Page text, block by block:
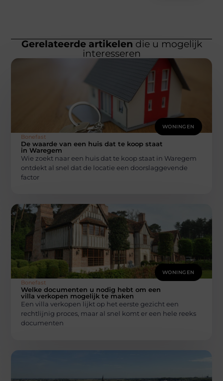
Gerelateerde artikelen die u mogelijk
interesseren
WONINGEN
Bonefast
De waarde van een huis dat te koop staat
in Waregem
Wie zoekt naar een huis dat te koop staat in Waregem
ontdekt al snel dat de locatie een doorslaggevende
factor
WONINGEN
Bonefast
Welke documenten u nodig hebt om een
villa verkopen mogelijk te maken
Een villa verkopen lijkt op het eerste gezicht een
rechtlijnig proces, maar al snel komt er een hele reeks
documenten